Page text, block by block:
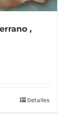
,
Detalles